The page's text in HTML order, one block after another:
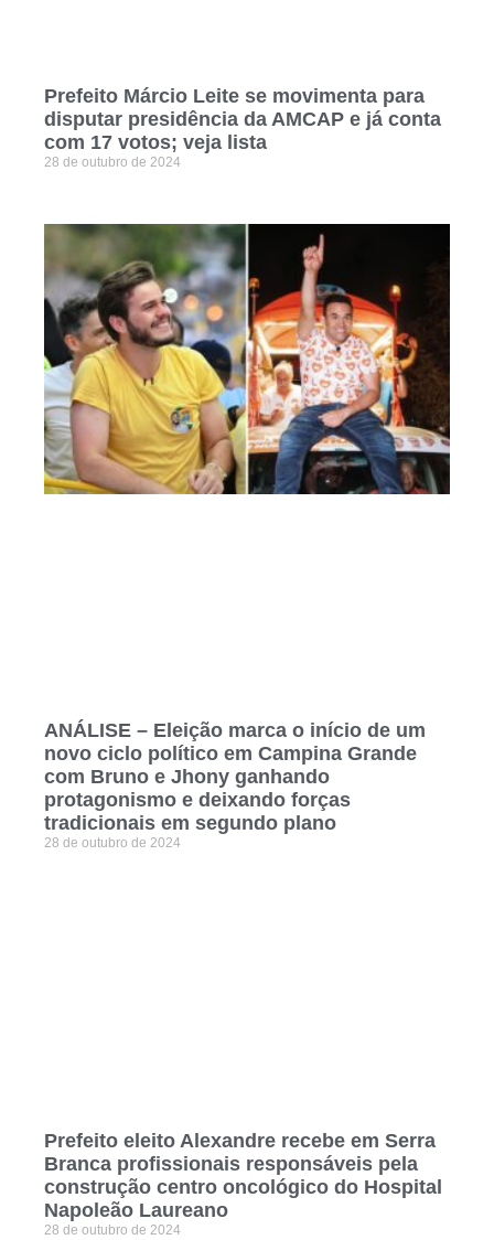
Prefeito Márcio Leite se movimenta para
disputar presidência da AMCAP e já conta
com 17 votos; veja lista
28 de outubro de 2024
ANÁLISE – Eleição marca o início de um
novo ciclo político em Campina Grande
com Bruno e Jhony ganhando
protagonismo e deixando forças
tradicionais em segundo plano
28 de outubro de 2024
Prefeito eleito Alexandre recebe em Serra
Branca profissionais responsáveis pela
construção centro oncológico do Hospital
Napoleão Laureano
28 de outubro de 2024